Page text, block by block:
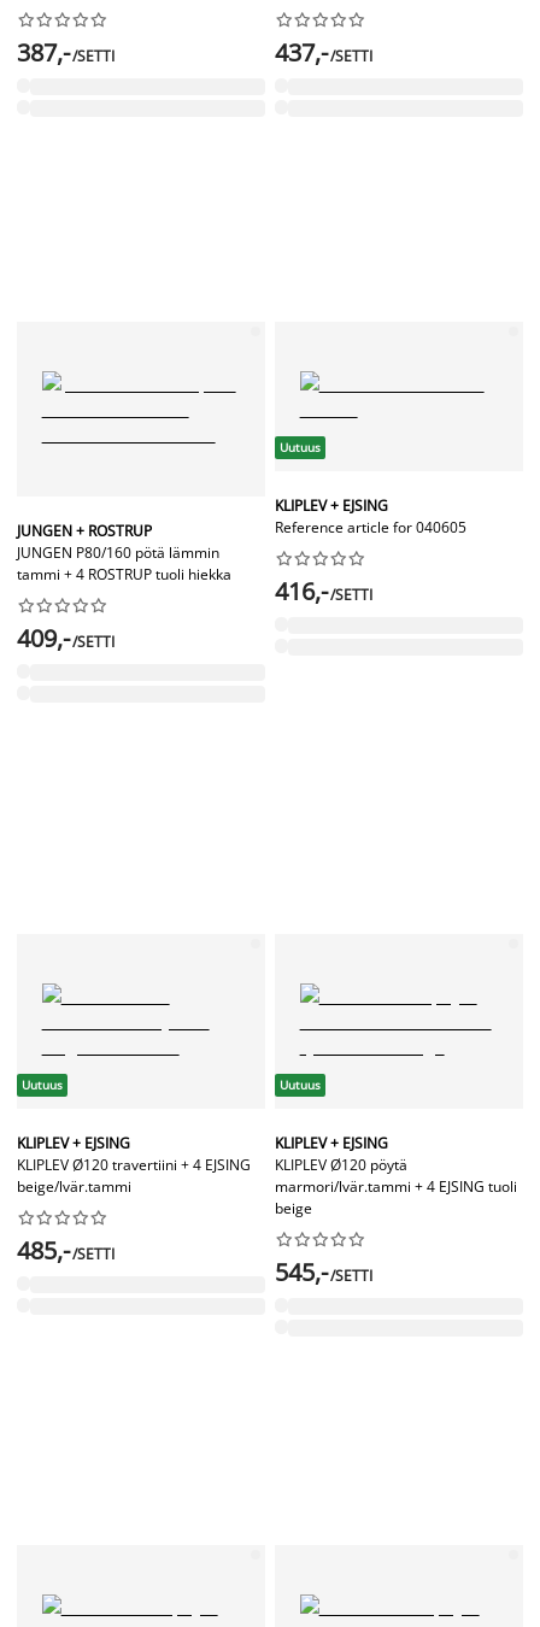






387,-/SETTI






437,-/SETTI
JUNGEN + ROSTRUP
JUNGEN P80/160 pötä lämmin
tammi + 4 ROSTRUP tuoli hiekka






409,-/SETTI
Uutuus
KLIPLEV + EJSING
Reference article for 040605






416,-/SETTI
Uutuus
KLIPLEV + EJSING
KLIPLEV Ø120 travertiini + 4 EJSING
beige/lvär.tammi






485,-/SETTI
Uutuus
KLIPLEV + EJSING
KLIPLEV Ø120 pöytä
marmori/lvär.tammi + 4 EJSING tuoli
beige






545,-/SETTI